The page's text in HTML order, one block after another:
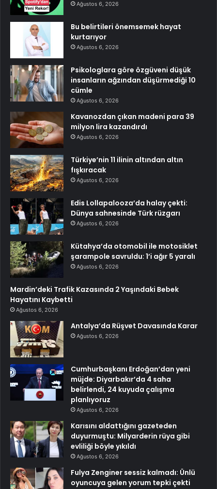
Ağustos 6, 2026
Bu belirtileri önemsemek hayat
kurtarıyor
Ağustos 6, 2026
Psikologlara göre özgüveni düşük
insanların ağzından düşürmediği 10
cümle
Ağustos 6, 2026
Kavanozdan çıkan madeni para 39
milyon lira kazandırdı
Ağustos 6, 2026
Türkiye’nin 11 ilinin altından altın
fışkıracak
Ağustos 6, 2026
Edis Lollapalooza’da halay çekti:
Dünya sahnesinde Türk rüzgarı
Ağustos 6, 2026
Kütahya’da otomobil ile motosiklet
şarampole savruldu: 1’i ağır 5 yaralı
Ağustos 6, 2026
Mardin’deki Trafik Kazasında 2 Yaşındaki Bebek
Hayatını Kaybetti
Ağustos 6, 2026
Antalya’da Rüşvet Davasında Karar
Ağustos 6, 2026
Cumhurbaşkanı Erdoğan’dan yeni
müjde: Diyarbakır’da 4 saha
belirlendi, 24 kuyuda çalışma
planlıyoruz
Ağustos 6, 2026
Karısını aldattığını gazeteden
duyurmuştu: Milyarderin rüya gibi
evliliği böyle yıkıldı
Ağustos 6, 2026
Fulya Zenginer sessiz kalmadı: Ünlü
oyuncuya gelen yorum tepki çekti